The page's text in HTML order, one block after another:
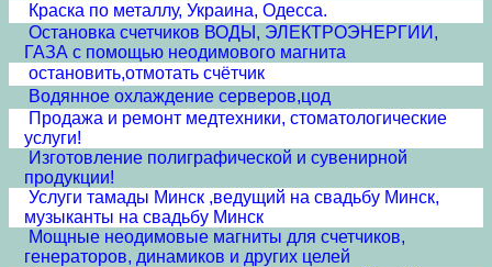
Краска по металлу, Украина, Одесса.
Остановка счетчиков ВОДЫ, ЭЛЕКТРОЭНЕРГИИ,
ГАЗА с помощью неодимового магнита
остановить,отмотать счётчик
Водянное охлаждение серверов,цод
Продажа и ремонт медтехники, стоматологические
услуги!
Изготовление полиграфической и сувенирной
продукции!
Услуги тамады Минск ,ведущий на свадьбу Минск,
музыканты на свадьбу Минск
Мощные неодимовые магниты для счетчиков,
генераторов, динамиков и других целей